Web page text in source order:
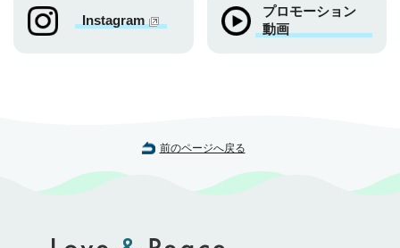
Instagram
プロモーション
動画
前のページへ戻る